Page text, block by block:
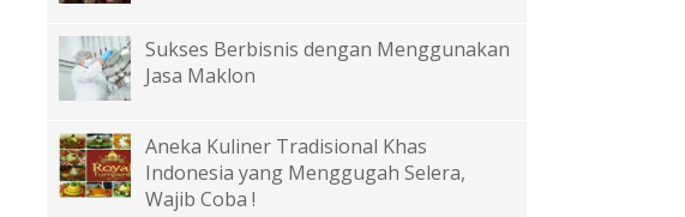
Sukses Berbisnis dengan Menggunakan
Jasa Maklon
Aneka Kuliner Tradisional Khas
Indonesia yang Menggugah Selera,
Wajib Coba !